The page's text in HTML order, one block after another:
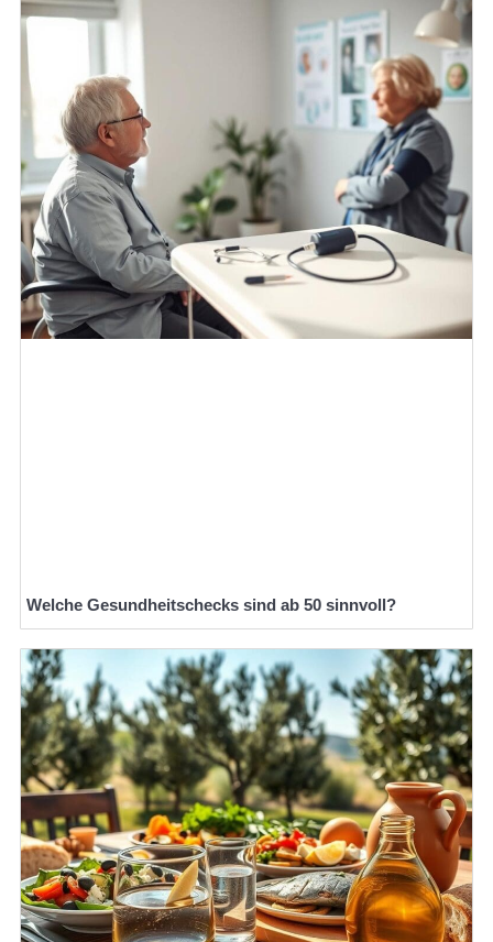
Welche Gesundheitschecks sind ab 50 sinnvoll?